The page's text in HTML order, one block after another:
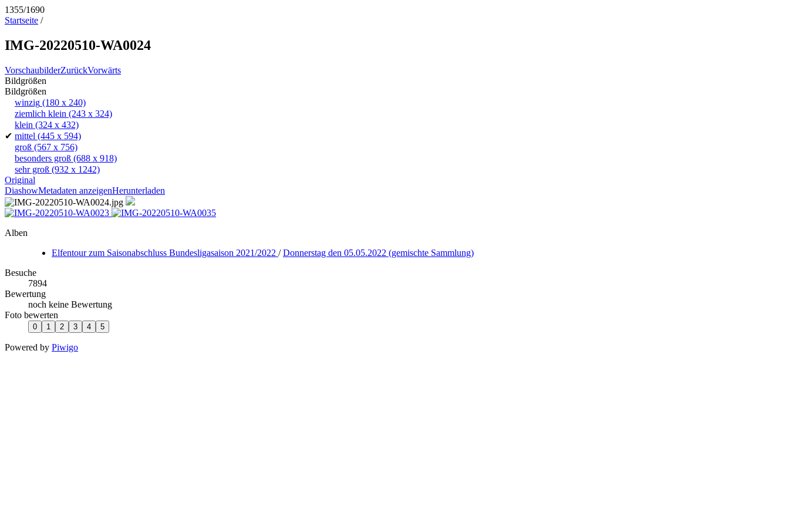
1355/1690
Startseite /
IMG-20220510-WA0024
VorschaubilderZurückVorwärts
Bildgrößen
Bildgrößen
winzig (180 x 240)
ziemlich klein (243 x 324)
klein (324 x 432)
✔ mittel (445 x 594)
groß (567 x 756)
besonders groß (688 x 918)
sehr groß (932 x 1242)
Original
DiashowMetadaten anzeigenHerunterladen
Alben
Elfentour zum Saisonabschluss Bundesligasaison 2021/2022 /Donnerstag den 05.05.2022 (gemischte Sammlung)
Besuche
7894
Bewertung
noch keine Bewertung
Foto bewerten
Powered by Piwigo